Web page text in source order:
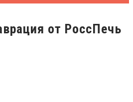
от РоссПечь